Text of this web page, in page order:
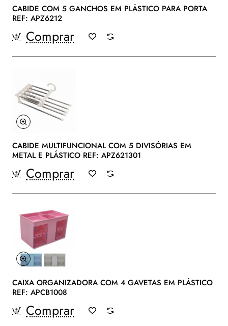
CABIDE COM 5 GANCHOS EM PLÁSTICO PARA PORTA
REF: APZ6212
Comprar
CABIDE MULTIFUNCIONAL COM 5 DIVISÓRIAS EM
METAL E PLÁSTICO REF: APZ621301
Comprar
CAIXA ORGANIZADORA COM 4 GAVETAS EM PLÁSTICO
REF: APCB1008
Comprar